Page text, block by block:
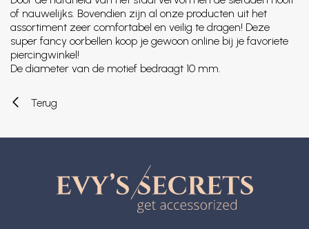
of nauwelijks. Bovendien zijn al onze producten uit het
assortiment zeer comfortabel en veilig te dragen! Deze
super fancy oorbellen koop je gewoon online bij je favoriete
piercingwinkel!
De diameter van de motief bedraagt 10 mm.
Terug